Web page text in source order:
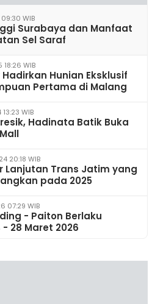
WIB
Surabaya dan Manfaat
Sel Saraf
WIB
Hunian Eksklusif
Pertama di Malang
WIB
Hadinata Batik Buka
20:18 WIB
Lanjutan Trans Jatim yang
pada 2025
07:29 WIB
- Paiton Berlaku
- 28 Maret 2026